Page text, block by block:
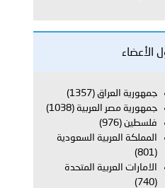
الركاب في المركبات حفاظًا على سلامة
الإيطالية على منظومتي التأهيل الشرطي
في منطقة الظفرة تعزيزا للمسؤولية
الأعضاء
جمهورية العراق (1357)
جمهورية مصر العربية (1038)
فلسطين(976)
المملكة العربية السعودية
(801)
الامارات العربية المتحدة
(740)